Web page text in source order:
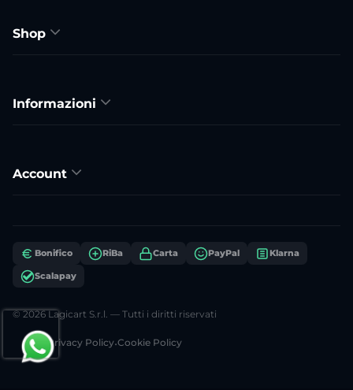
Shop
Informazioni
Account
Bonifico RiBa Carta PayPal Klarna
Scalapay
© 2026 Lagicart S.r.l. — Tutti i diritti riservati
Privacy Policy•Cookie Policy